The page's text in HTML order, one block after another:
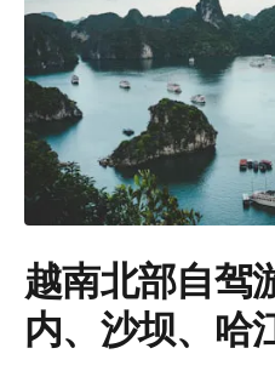
越南北部自驾
内、沙坝、哈